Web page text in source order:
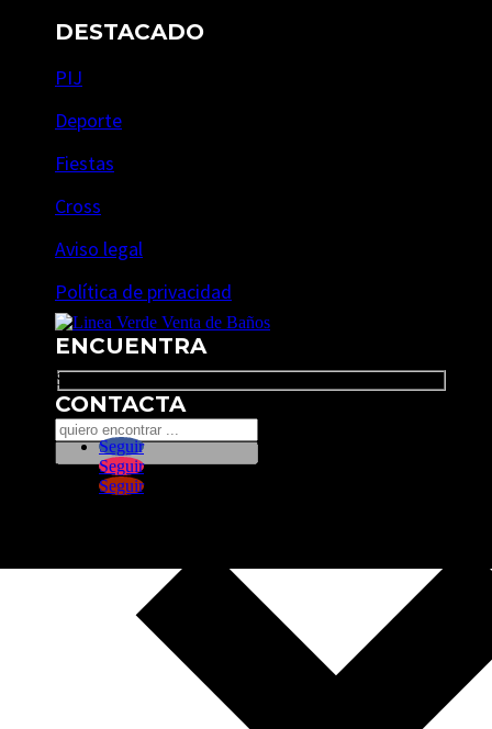
DESTACADO
PIJ
Deporte
Fiestas
Cross
Aviso legal
Política de privacidad
ENCUENTRA
Search
CONTACTA
Seguir
Seguir
Seguir